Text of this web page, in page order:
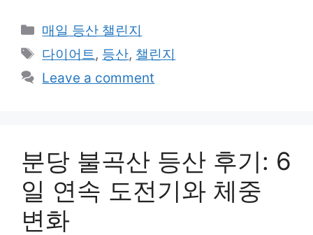
Categories
매일 등산 챌린지
Tags
다이어트 , 등산, 챌린지
Leave a comment
분당 불곡산 등산 후기: 6
일 연속 도전기와 체중
변화